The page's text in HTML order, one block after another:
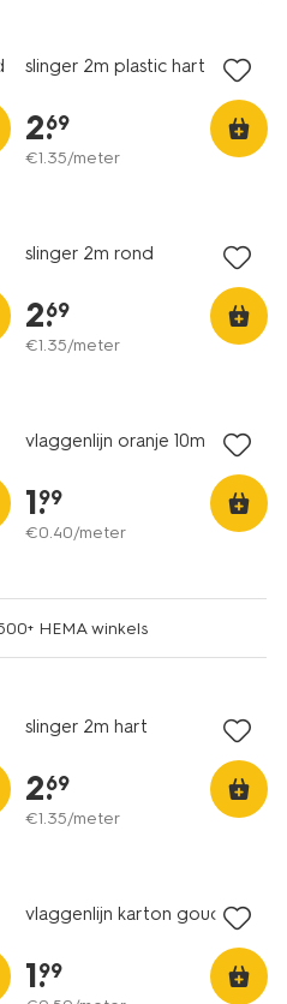
slinger 2m plastic hart
2.
69
€1.35/meter
slinger 2m rond
2.
69
€1.35/meter
vlaggenlijn oranje 10m
1.
99
€0.40/meter
HEMA winkels
slinger 2m hart
2.
69
€1.35/meter
vlaggenlijn karton goud 4m
1.
99